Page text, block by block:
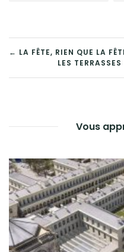
DE
← LA FÊTE, RIEN QUE LA
LES
Vous